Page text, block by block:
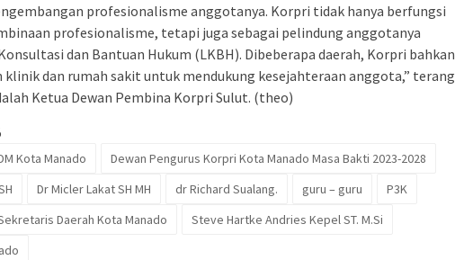
profesionalisme anggotanya. Korpri tidak hanya berfungsi
profesionalisme, tetapi juga sebagai pelindung anggotanya
dan Bantuan Hukum (LKBH). Dibeberapa daerah, Korpri bahkan
dan rumah sakit untuk mendukung kesejahteraan anggota,” terang
Ketua Dewan Pembina Korpri Sulut. (theo)
Kota Manado
Dewan Pengurus Korpri Kota Manado Masa Bakti 2023-2028
Dr Micler Lakat SH MH dr Richard Sualang. guru – guru
P3K
Daerah Kota Manado
Steve Hartke Andries Kepel ST. M.Si